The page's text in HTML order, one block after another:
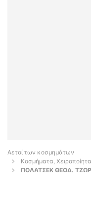
Αετοί των κοσμημάτων
Κοσμήματα,
ΠΟΛΑΤΣΕΚ ΘΕΟΔ.